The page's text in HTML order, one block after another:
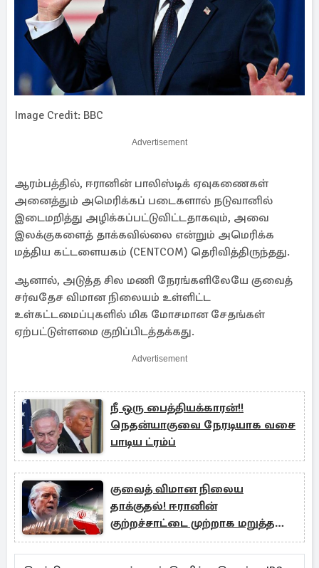
Image Credit: BBC
Advertisement
ஆரம்பத்தில், ஈரானின் பாலிஸ்டிக் ஏவுகணைகள்
அனைத்தும் அமெரிக்கப் படைகளால் நடுவானில்
இடைமறித்து அழிக்கப்பட்டுவிட்டதாகவும், அவை
இலக்குகளைத் தாக்கவில்லை என்றும் அமெரிக்க
மத்திய கட்டளையகம் (CENTCOM) தெரிவித்திருந்தது.
ஆனால், அடுத்த சில மணி நேரங்களிலேயே குவைத்
சர்வதேச விமான நிலையம் உள்ளிட்ட
உள்கட்டமைப்புகளில் மிக மோசமான சேதங்கள்
ஏற்பட்டுள்ளமை குறிப்பிடத்தக்கது.
Advertisement
நீ ஒரு பைத்தியக்காரன்!!
நெதன்யாகுவை நேரடியாக வசை
பாடிய ட்ரம்ப்
குவைத் விமான நிலைய
தாக்குதல்! ஈரானின்
குற்றச்சாட்டை முற்றாக மறுத்த
அமெரிக்கா